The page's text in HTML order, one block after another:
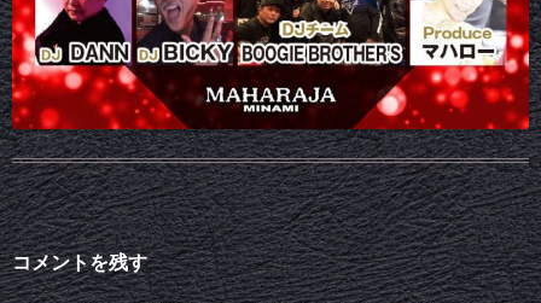
コメントを残す